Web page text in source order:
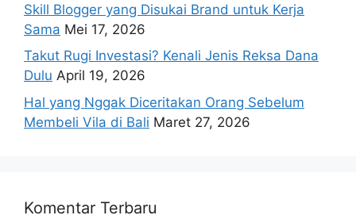
Skill Blogger yang Disukai Brand untuk Kerja
Sama Mei 17, 2026
Takut Rugi Investasi? Kenali Jenis Reksa Dana
Dulu April 19, 2026
Hal yang Nggak Diceritakan Orang Sebelum
Membeli Vila di Bali Maret 27, 2026
Komentar Terbaru